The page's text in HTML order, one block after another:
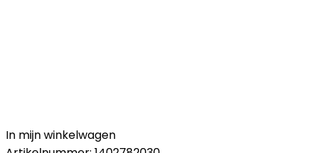
In mijn winkelwagen